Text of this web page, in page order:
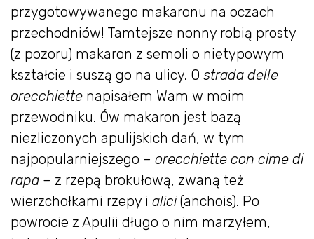
przygotowywanego makaronu na oczach
przechodniów! Tamtejsze nonny robią prosty
(z pozoru) makaron z semoli o nietypowym
kształcie i suszą go na ulicy. O strada delle
orecchiette napisałem Wam w moim
przewodniku. Ów makaron jest bazą
niezliczonych apulijskich dań, w tym
najpopularniejszego – orecchiette con cime di
rapa – z rzepą brokułową, zwaną też
wierzchołkami rzepy i alici(anchois). Po
powrocie z Apulii długo o nim marzyłem,